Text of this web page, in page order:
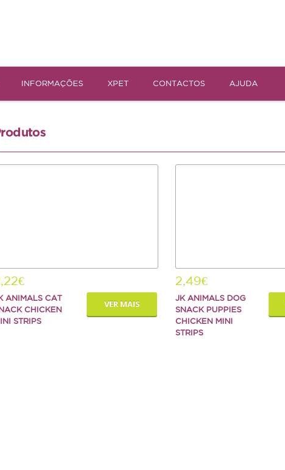
INFORMAÇÕES XPET CONTACTOS AJUDA
ANIMALS CAT
CHICKEN
STRIPS
VER MAIS
2,49€
JK ANIMALS DOG
SNACK PUPPIES
CHICKEN MINI
STRIPS